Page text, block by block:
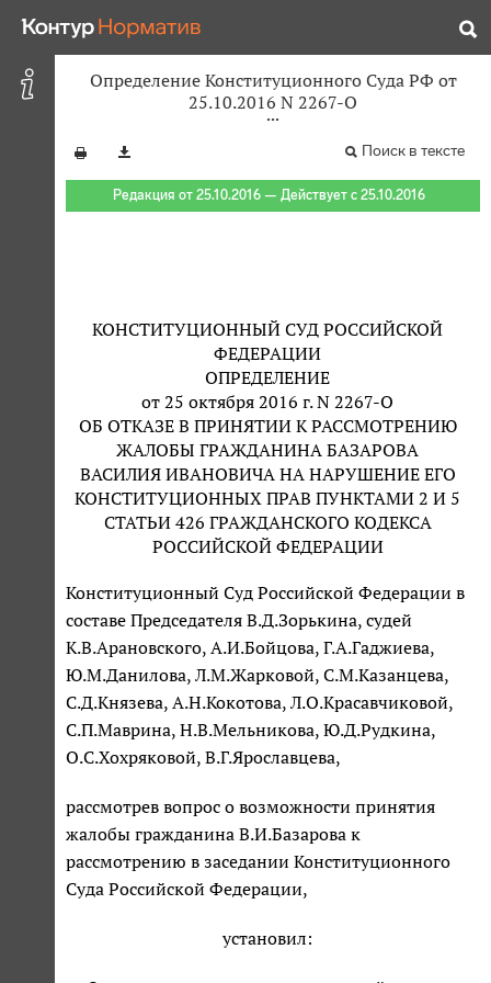
Определение Конституционного Суда РФ от
25.10.2016 N 2267-О
Поиск в тексте
Редакция от 25.10.2016 — Действует с 25.10.2016
КОНСТИТУЦИОННЫЙ СУД РОССИЙСКОЙ
ФЕДЕРАЦИИ
ОПРЕДЕЛЕНИЕ
от 25 октября 2016 г. N 2267-О
ОБ ОТКАЗЕ В ПРИНЯТИИ К РАССМОТРЕНИЮ
ЖАЛОБЫ ГРАЖДАНИНА БАЗАРОВА
ВАСИЛИЯ ИВАНОВИЧА НА НАРУШЕНИЕ ЕГО
КОНСТИТУЦИОННЫХ ПРАВ ПУНКТАМИ 2 И 5
СТАТЬИ 426 ГРАЖДАНСКОГО КОДЕКСА
РОССИЙСКОЙ ФЕДЕРАЦИИ
Конституционный Суд Российской Федерации в
составе Председателя В.Д.Зорькина, судей
К.В.Арановского, А.И.Бойцова, Г.А.Гаджиева,
Ю.М.Данилова, Л.М.Жарковой, С.М.Казанцева,
С.Д.Князева, А.Н.Кокотова, Л.О.Красавчиковой,
С.П.Маврина, Н.В.Мельникова, Ю.Д.Рудкина,
О.С.Хохряковой, В.Г.Ярославцева,
рассмотрев вопрос о возможности принятия
жалобы гражданина В.И.Базарова к
рассмотрению в заседании Конституционного
Суда Российской Федерации,
установил: